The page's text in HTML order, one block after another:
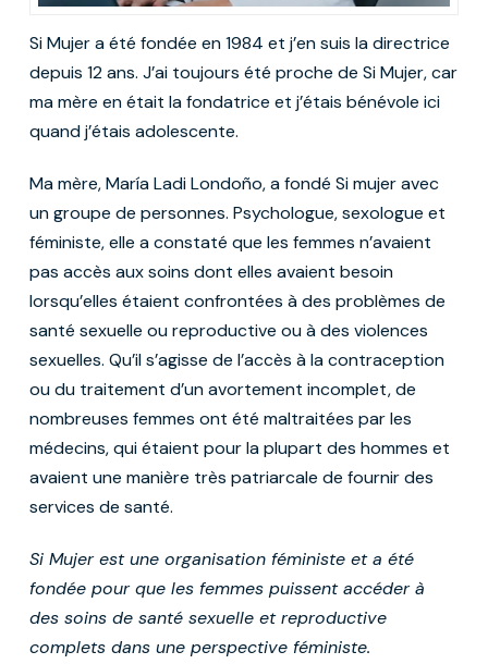
Si Mujer a été fondée en 1984 et j’en suis la directrice
depuis 12 ans. J’ai toujours été proche de Si Mujer, car
ma mère en était la fondatrice et j’étais bénévole ici
quand j’étais adolescente.
Ma mère, María Ladi Londoño, a fondé Si mujer avec
un groupe de personnes. Psychologue, sexologue et
féministe, elle a constaté que les femmes n’avaient
pas accès aux soins dont elles avaient besoin
lorsqu’elles étaient confrontées à des problèmes de
santé sexuelle ou reproductive ou à des violences
sexuelles. Qu’il s’agisse de l’accès à la contraception
ou du traitement d’un avortement incomplet, de
nombreuses femmes ont été maltraitées par les
médecins, qui étaient pour la plupart des hommes et
avaient une manière très patriarcale de fournir des
services de santé.
Si Mujer est une organisation féministe et a été
fondée pour que les femmes puissent accéder à
des soins de santé sexuelle et reproductive
complets dans une perspective féministe.